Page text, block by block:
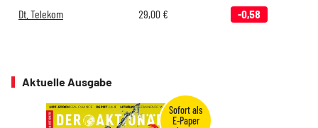
Dt. Telekom 29,00€ -0,58
Aktuelle Ausgabe